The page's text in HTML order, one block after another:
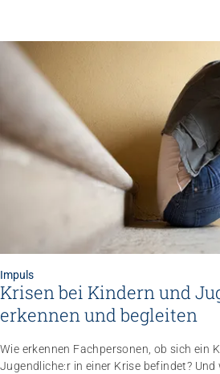
Impuls
Krisen bei Kindern und
erkennen und begleiten
Wie erkennen Fachpersonen, ob sich ein
Jugendliche:r in einer Krise befindet? Und